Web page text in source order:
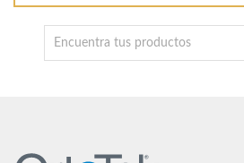
Search